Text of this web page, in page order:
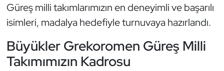
Güreş milli takımlarımızın en deneyimli ve başarılı
isimleri, madalya hedefiyle turnuvaya hazırlandı.
Büyükler Grekoromen Güreş Milli
Takımımızın Kadrosu
Halter
Hava Sporları
Hentbol